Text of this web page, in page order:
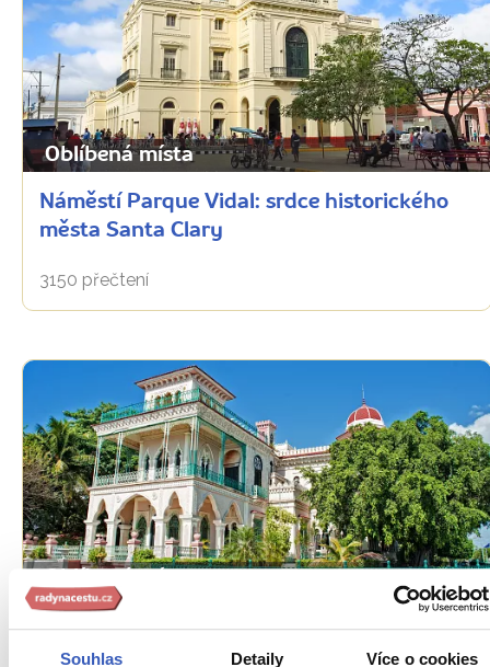
Souhlas Detaily Více o cookies
Oblíbená místa
Náměstí Parque Vidal: srdce historického
města Santa Clary
3150 přečtení
Cienfuegos: nejkrásnější město Kuby